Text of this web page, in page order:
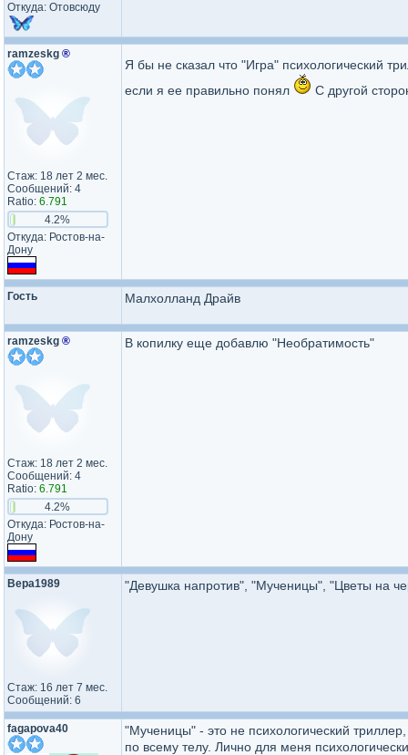
Откуда: Отовсюду
ramzeskg ®
Стаж: 18 лет 2 мес.
Сообщений: 4
Ratio: 6.791
4.2%
Откуда: Ростов-на-
Дону
Я бы не сказал что "Игра" психологический
если я ее правильно понял
С другой
Гость Малхолланд Драйв
ramzeskg ®
Стаж: 18 лет 2 мес.
Сообщений: 4
Ratio: 6.791
4.2%
Откуда: Ростов-на-
Дону
В копилку еще добавлю "Необратимость"
Вера1989
Стаж: 16 лет 7 мес.
Сообщений: 6
"Девушка напротив", "Мученицы", "Цветы на
fagapova40
"Мученицы" - это не психологический
по всему телу. Лично для меня